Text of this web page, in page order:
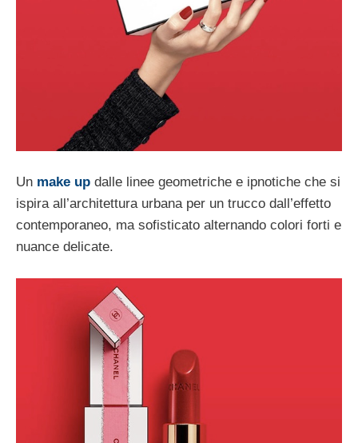
Un make up dalle linee geometriche e ipnotiche che si
ispira all’architettura urbana per un trucco dall’effetto
contemporaneo, ma sofisticato alternando colori forti e
nuance delicate.